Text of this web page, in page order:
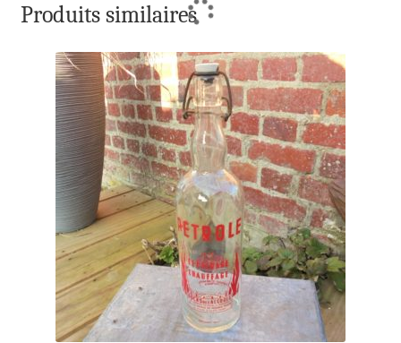
Produits similaires